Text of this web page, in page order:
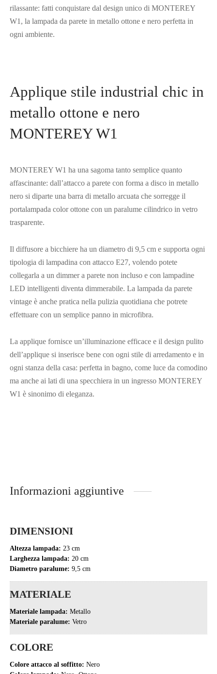
rilassante: fatti conquistare dal design unico di MONTEREY
W1, la lampada da parete in metallo ottone e nero perfetta in
ogni ambiente.
Applique stile industrial chic in
metallo ottone e nero
MONTEREY W1
MONTEREY W1 ha una sagoma tanto semplice quanto
affascinante: dall’attacco a parete con forma a disco in metallo
nero si diparte una barra di metallo arcuata che sorregge il
portalampada color ottone con un paralume cilindrico in vetro
trasparente.
Il diffusore a bicchiere ha un diametro di 9,5 cm e supporta ogni
tipologia di lampadina con attacco E27, volendo potete
collegarla a un dimmer a parete non incluso e con lampadine
LED intelligenti diventa dimmerabile. La lampada da parete
vintage è anche pratica nella pulizia quotidiana che potrete
effettuare con un semplice panno in microfibra.
La applique fornisce un’illuminazione efficace e il design pulito
dell’applique si inserisce bene con ogni stile di arredamento e in
ogni stanza della casa: perfetta in bagno, come luce da comodino
ma anche ai lati di una specchiera in un ingresso MONTEREY
W1 è sinonimo di eleganza.
Informazioni aggiuntive
DIMENSIONI
Altezza lampada: 23 cm
Larghezza lampada: 20 cm
Diametro paralume: 9,5 cm
MATERIALE
Materiale lampada: Metallo
Materiale paralume: Vetro
COLORE
Colore attacco al soffitto: Nero